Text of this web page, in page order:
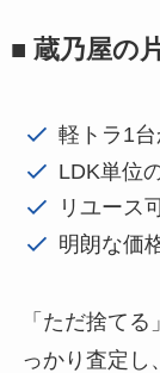
■ 蔵乃屋の
軽トラ1
LDK単位
リユース
明朗な価
「ただ捨て
っかり査定し